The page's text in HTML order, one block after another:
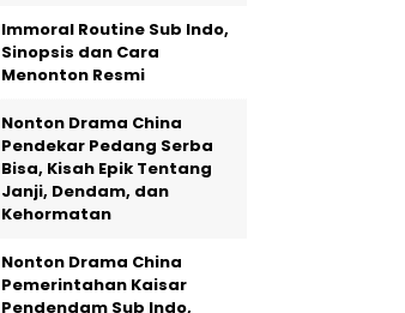
Immoral Routine Sub Indo,
Sinopsis dan Cara
Menonton Resmi
Nonton Drama China
Pendekar Pedang Serba
Bisa, Kisah Epik Tentang
Janji, Dendam, dan
Kehormatan
Nonton Drama China
Pemerintahan Kaisar
Pendendam Sub Indo,